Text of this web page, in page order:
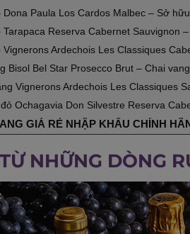
Dona Paula Los Cardos Malbec – Sở
Tarapaca Reserva Cabernet Sauvignon
Vignerons Ardechois Les Classiques
Bisol Bel Star Prosecco Brut – Chai
Vignerons Ardechois Les Classiques
Ochagavia Don Silvestre Reserva
GIÁ RẺ NHẬP KHẨU CHÍNH
NHỮNG DÒNG